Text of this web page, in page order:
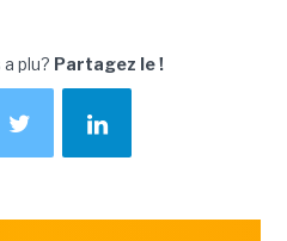
plu? Partagez le !